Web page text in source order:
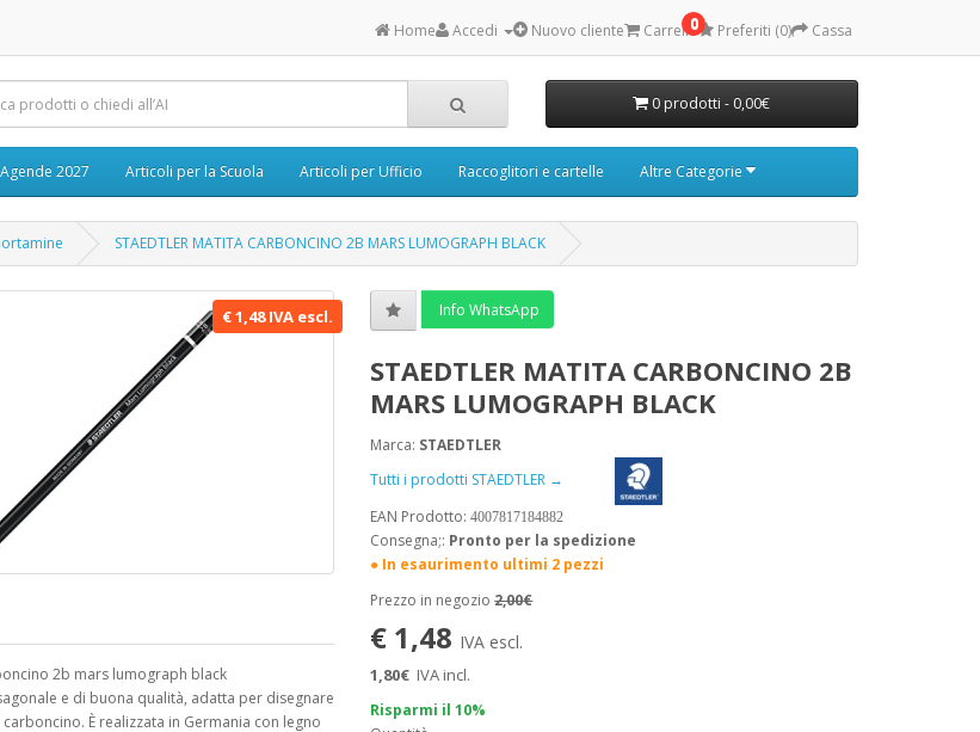
Home Accedi Nuovo cliente 0
Carrello Preferiti (0) Cassa
0 prodotti - 0,00€
Agende 2027 Articoli per la Scuola Articoli per Ufficio Raccoglitori e cartelle Altre Categorie
STAEDTLER MATITA CARBONCINO 2B MARS LUMOGRAPH BLACK
€ 1,48 IVA escl.
2b mars lumograph black
e di buona qualità, adatta per disegnare
È realizzata in Germania con legno
Info WhatsApp
STAEDTLER MATITA CARBONCINO 2B
MARS LUMOGRAPH BLACK
Marca: STAEDTLER
Tutti i prodotti STAEDTLER →
EAN Prodotto:4007817184882
Consegna;: Pronto per la spedizione
● In esaurimento ultimi 2 pezzi
Prezzo in negozio2,00€
€ 1,48 IVA escl.
1,80€ IVA incl.
Risparmi il 10%